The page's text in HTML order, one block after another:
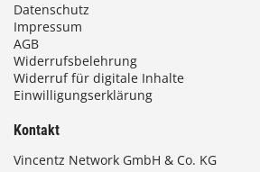
Datenschutz
Impressum
AGB
Widerrufsbelehrung
Widerruf für digitale Inhalte
Einwilligungserklärung
Kontakt
Vincentz Network GmbH & Co. KG